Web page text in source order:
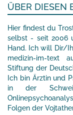
ÜBER DIESEN
Hier findest du
selbst - seit 2006
Hand. Ich will Dir/
medizin-im-text
Stiftung der
Ich bin Ärztin und
in der
Folgen der